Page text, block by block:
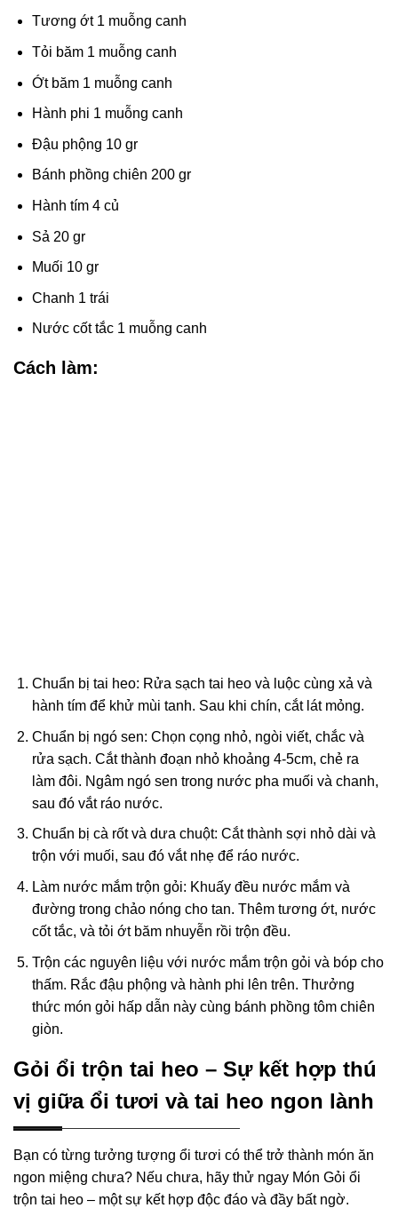
Tương ớt 1 muỗng canh
Tỏi băm 1 muỗng canh
Ớt băm 1 muỗng canh
Hành phi 1 muỗng canh
Đậu phộng 10 gr
Bánh phồng chiên 200 gr
Hành tím 4 củ
Sả 20 gr
Muối 10 gr
Chanh 1 trái
Nước cốt tắc 1 muỗng canh
Cách làm:
Chuẩn bị tai heo: Rửa sạch tai heo và luộc cùng xả và
hành tím để khử mùi tanh. Sau khi chín, cắt lát mỏng.
Chuẩn bị ngó sen: Chọn cọng nhỏ, ngòi viết, chắc và
rửa sạch. Cắt thành đoạn nhỏ khoảng 4-5cm, chẻ ra
làm đôi. Ngâm ngó sen trong nước pha muối và chanh,
sau đó vắt ráo nước.
Chuẩn bị cà rốt và dưa chuột: Cắt thành sợi nhỏ dài và
trộn với muối, sau đó vắt nhẹ để ráo nước.
Làm nước mắm trộn gỏi: Khuấy đều nước mắm và
đường trong chảo nóng cho tan. Thêm tương ớt, nước
cốt tắc, và tỏi ớt băm nhuyễn rồi trộn đều.
Trộn các nguyên liệu với nước mắm trộn gỏi và bóp cho
thấm. Rắc đậu phộng và hành phi lên trên. Thưởng
thức món gỏi hấp dẫn này cùng bánh phồng tôm chiên
giòn.
Gỏi ổi trộn tai heo – Sự kết hợp thú
vị giữa ổi tươi và tai heo ngon lành
Bạn có từng tưởng tượng ổi tươi có thể trở thành món ăn
ngon miệng chưa? Nếu chưa, hãy thử ngay Món Gỏi ổi
trộn tai heo – một sự kết hợp độc đáo và đầy bất ngờ.